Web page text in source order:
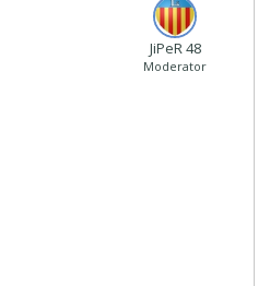
JiPeR 48
Moderator